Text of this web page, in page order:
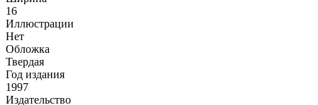
16
Иллюстрации
Нет
Обложка
Твердая
Год издания
1997
Издательство